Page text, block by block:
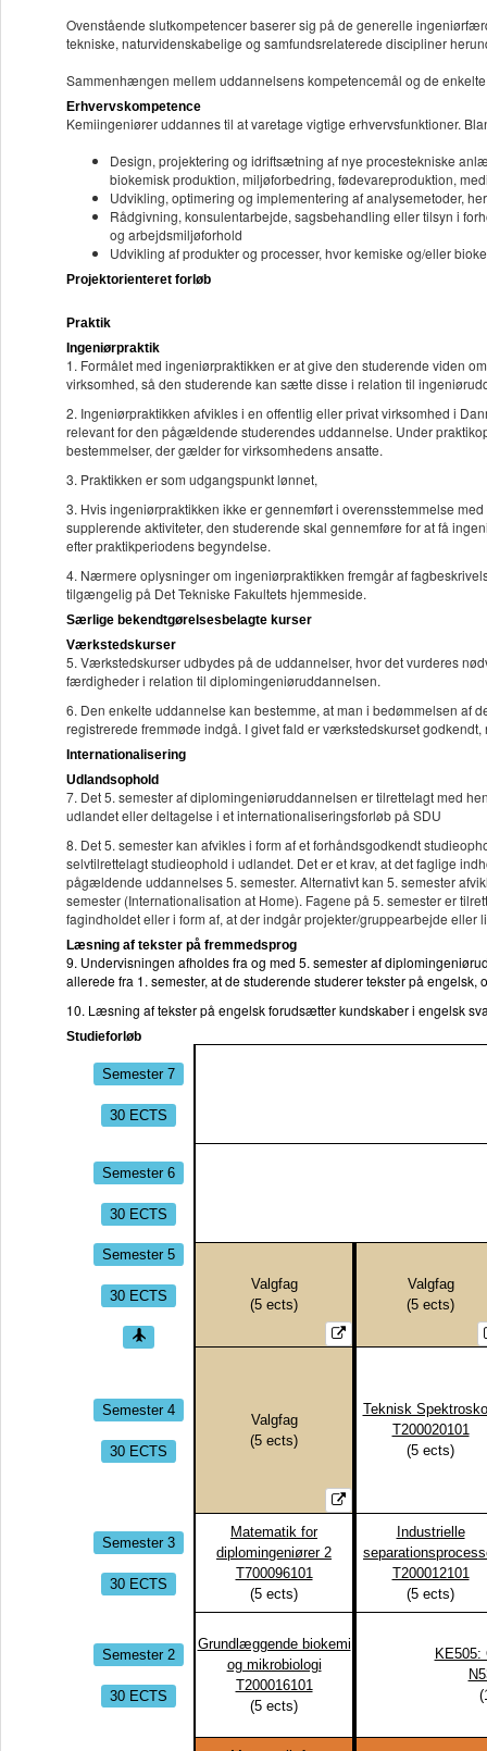
Ovenstående slutkompetencer baserer sig på de generelle
tekniske, naturvidenskabelige og samfundsrelaterede discipliner
Sammenhængen mellem uddannelsens kompetencemål og de
Erhvervskompetence
Kemiingeniører uddannes til at varetage vigtige erhvervsfunktioner.
Design, projektering og idriftsætning af nye procestekniske
biokemisk produktion, miljøforbedring, fødevareproduktion,
Udvikling, optimering og implementering af analysemetoder,
Rådgivning, konsulentarbejde, sagsbehandling eller tilsyn i
og arbejdsmiljøforhold
Udvikling af produkter og processer, hvor kemiske og/eller
Projektorienteret forløb
Praktik
Ingeniørpraktik
1. Formålet med ingeniørpraktikken er at give den studerende viden
virksomhed, så den studerende kan sætte disse i relation til
2. Ingeniørpraktikken afvikles i en offentlig eller privat virksomhed i
relevant for den pågældende studerendes uddannelse. Under
bestemmelser, der gælder for virksomhedens ansatte.
3. Praktikken er som udgangspunkt lønnet,
3. Hvis ingeniørpraktikken ikke er gennemført i overensstemmelse
supplerende aktiviteter, den studerende skal gennemføre for at få
efter praktikperiodens begyndelse.
4. Nærmere oplysninger om ingeniørpraktikken fremgår af
tilgængelig på Det Tekniske Fakultets hjemmeside.
Særlige bekendtgørelsesbelagte kurser
Værkstedskurser
5. Værkstedskurser udbydes på de uddannelser, hvor det vurderes
færdigheder i relation til diplomingeniøruddannelsen.
6. Den enkelte uddannelse kan bestemme, at man i bedømmelsen
registrerede fremmøde indgå. I givet fald er værkstedskurset
Internationalisering
Udlandsophold
7. Det 5. semester af diplomingeniøruddannelsen er tilrettelagt med
udlandet eller deltagelse i et internationaliseringsforløb på SDU
8. Det 5. semester kan afvikles i form af et forhåndsgodkendt
selvtilrettelagt studieophold i udlandet. Det er et krav, at det faglige
pågældende uddannelses 5. semester. Alternativt kan 5. semester
semester (Internationalisation at Home). Fagene på 5. semester er
fagindholdet eller i form af, at der indgår projekter/gruppearbejde
Læsning af tekster på fremmedsprog
9. Undervisningen afholdes fra og med 5. semester af
allerede fra 1. semester, at de studerende studerer tekster på
10. Læsning af tekster på engelsk forudsætter kundskaber i engelsk
Studieforløb
Semester 7
30 ECTS
Semester 6
30 ECTS
Semester 5
30 ECTS
Valgfag
(5 ects)
Valgfag
(5 ects)
Semester 4
30 ECTS
Valgfag
(5 ects)
Teknisk
T200020101
(5 ects)
Semester 3
30 ECTS
Matematik for
diplomingeniører 2
T700096101
(5 ects)
Industrielle
T200012101
(5 ects)
Semester 2
30 ECTS
Grundlæggende biokemi
og mikrobiologi
T200016101
(5 ects)
KE505:
(